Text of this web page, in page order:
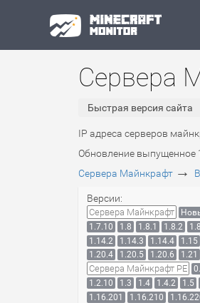
Сервера
Быстрая версия сайта
IP адреса серверов
Обновление выпущенное
Сервера Майнкрафт →
Версии:
Сервера Майнкрафт
1.7.10
1.8 1.8.1 1.8.2
1.14.2
1.14.3 1.14.4 1.15
1.20.4
1.20.5 1.20.6 1.21
Сервера Майнкрафт PE
1.2.10
1.3 1.4 1.4.2 1.5
1.16.201
1.16.210